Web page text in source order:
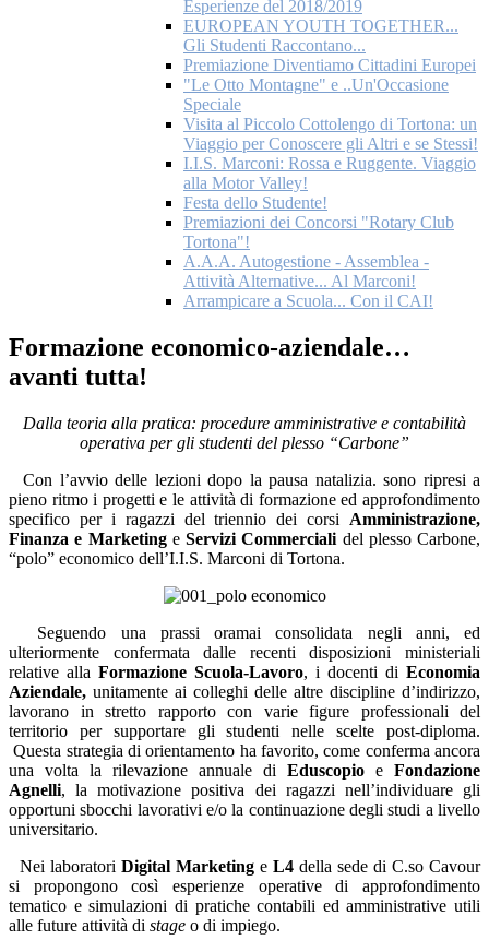
Esperienze del 2018/2019
EUROPEAN YOUTH TOGETHER...
Gli Studenti Raccontano...
Premiazione Diventiamo Cittadini Europei
"Le Otto Montagne" e ..Un'Occasione
Speciale
Visita al Piccolo Cottolengo di Tortona: un
Viaggio per Conoscere gli Altri e se Stessi!
I.I.S. Marconi: Rossa e Ruggente. Viaggio
alla Motor Valley!
Festa dello Studente!
Premiazioni dei Concorsi "Rotary Club
Tortona"!
A.A.A. Autogestione - Assemblea -
Attività Alternative... Al Marconi!
Arrampicare a Scuola... Con il CAI!
Formazione economico-aziendale…
avanti tutta!
Dalla teoria alla pratica: procedure amministrative e contabilità
operativa per gli studenti del plesso “Carbone”
Con l’avvio delle lezioni dopo la pausa natalizia. sono ripresi a
pieno ritmo i progetti e le attività di formazione ed approfondimento
specifico per i ragazzi del triennio dei corsi Amministrazione,
Finanza e Marketing e Servizi Commerciali del plesso Carbone,
“polo” economico dell’I.I.S. Marconi di Tortona.
Seguendo una prassi oramai consolidata negli anni, ed
ulteriormente confermata dalle recenti disposizioni ministeriali
relative alla Formazione Scuola-Lavoro, i docenti di Economia
Aziendale, unitamente ai colleghi delle altre discipline d’indirizzo,
lavorano in stretto rapporto con varie figure professionali del
territorio per supportare gli studenti
nelle scelte post-diploma.
Questa strategia di orientamento ha favorito, come conferma ancora
una volta la rilevazione annuale di Eduscopio e Fondazione
Agnelli, lamotivazione positiva dei ragazzi nell’individuare gli
opportuni sbocchi lavorativi e/o la continuazione degli studi a livello
universitario.
Nei laboratori Digital Marketing e L4 della sede di C.so Cavour
si propongono così esperienze operative di approfondimento
tematico e simulazioni di pratiche contabili ed amministrative utili
alle future attività di stage o di impiego.